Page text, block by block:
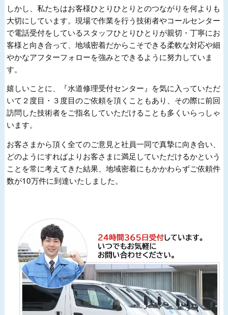
しかし、私たちはお客様ひとりひとりとのつながりを何よりも
大切にしています。現場で作業を行う技術者やコールセンター
で電話受付をしているスタッフひとりひとりが親切・丁寧にお
客様と向き合って、地域密着だからこそできる柔軟な対応や細
やかなアフターフォローを強みとできるように努力していま
す。
嬉しいことに、『水道修理受付センター』を気に入っていただ
いて２度目・３度目のご依頼を頂くこともあり、その際に前回
訪問した技術者をご指名していただけることも多くいらっしゃ
います。
お客さまから頂く全てのご意見と社員一同で真摯に向き合い、
どのようにすればよりお客さまに満足していただけるかという
ことを常に考えてきた結果、地域密着にもかかわらずご依頼件
数が10万件に到達いたしました。